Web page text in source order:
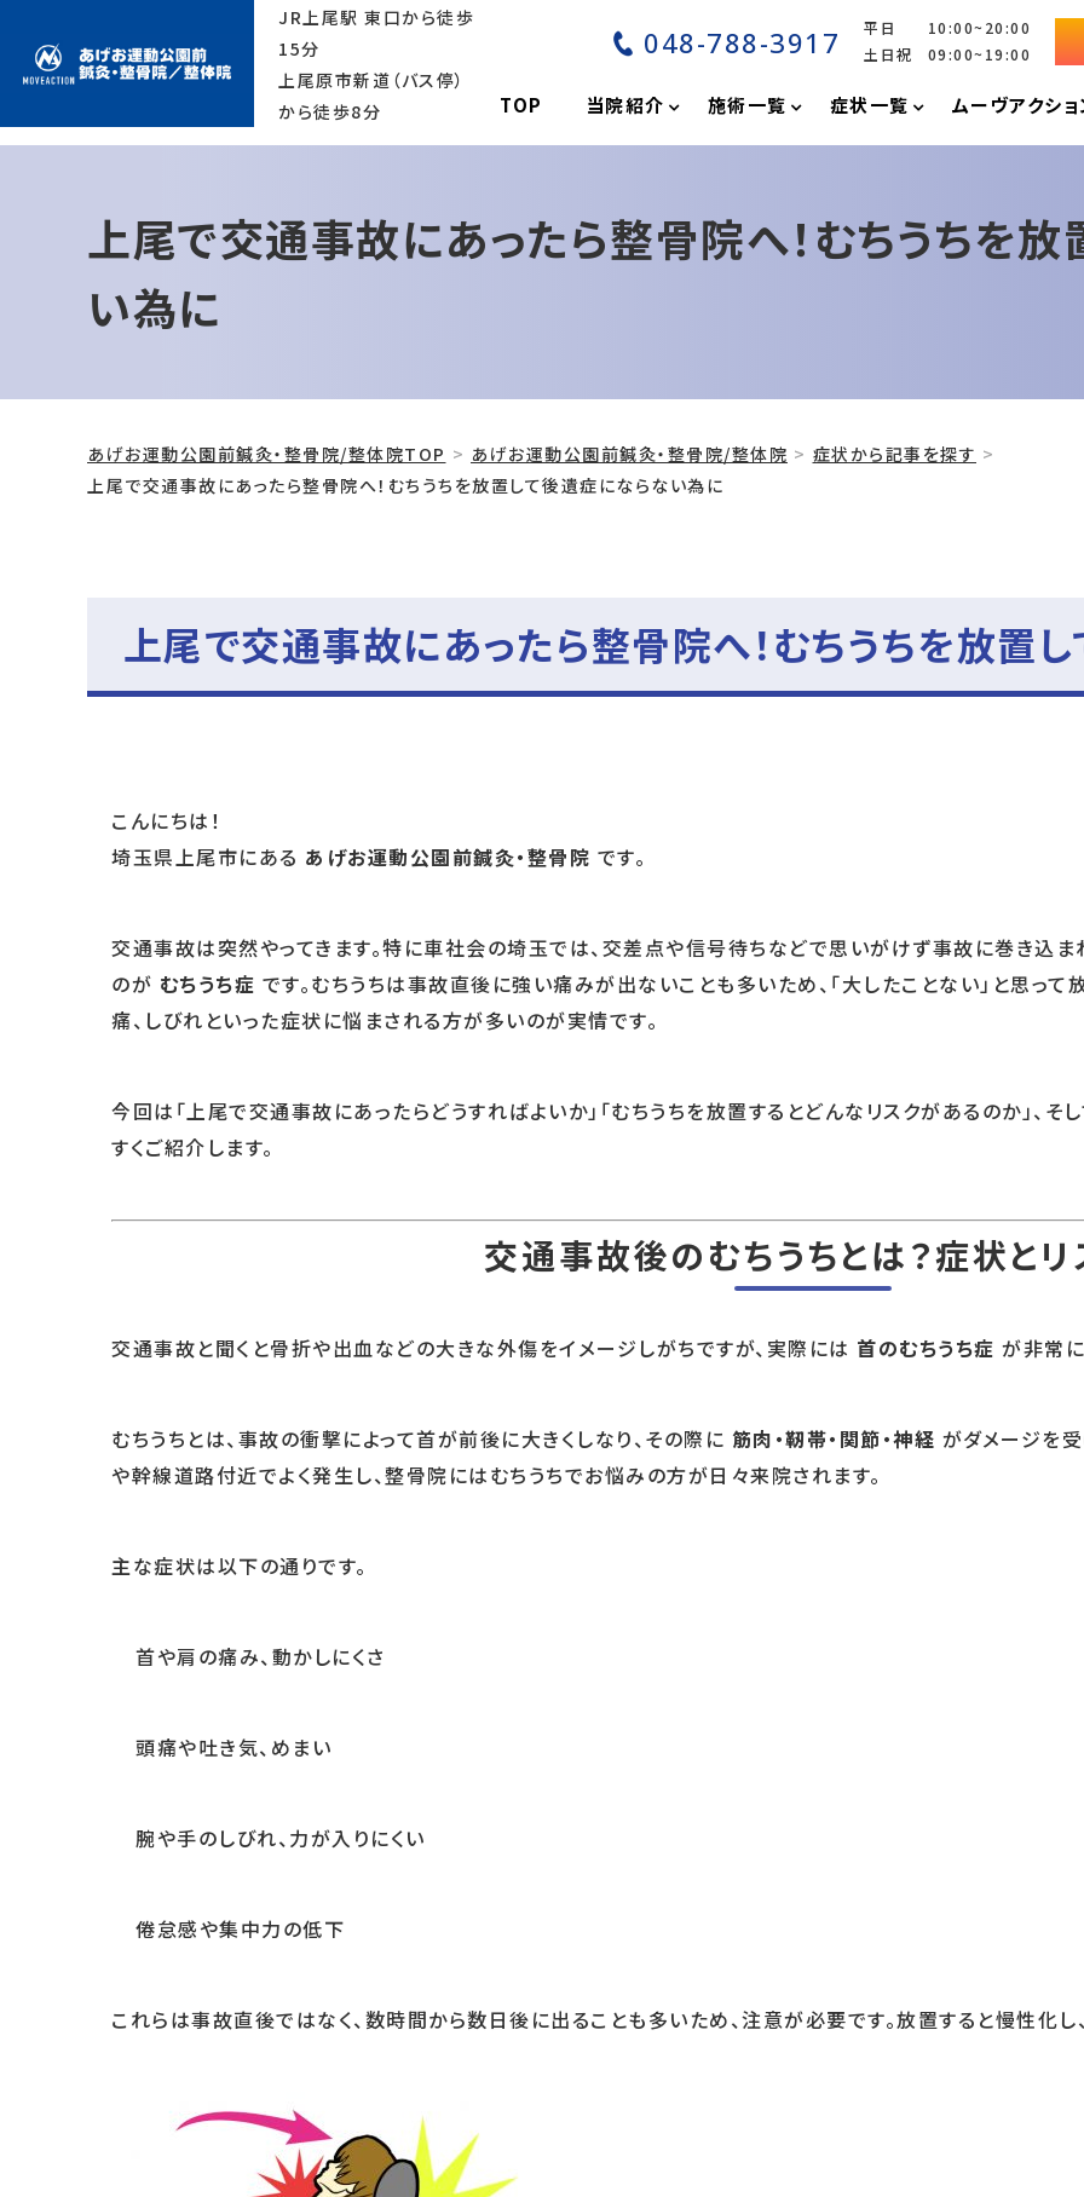
JR上尾駅 東口から徒歩
15分
上尾原市新道（バス停）
から徒歩8分
048-788-3917
平日 10:00~20:00
土日祝 09:00~19:00
TOP 当院紹介 施術一覧 症状一覧 ムーヴアクシ
上尾で交通事故にあったら整骨院へ！むちうちを
い為に
あげお運動公園前鍼灸・整骨院/整体院TOP あげお運動公園前鍼灸・整骨院/整体院
症状から記事を探す
上尾で交通事故にあったら整骨院へ！むちうちを放置して後遺症にならない為に
上尾で交通事故にあったら整骨院へ！むちうちを放置
こんにちは！
埼玉県上尾市にある あげお運動公園前鍼灸・整骨院 です。
交通事故は突然やってきます。特に車社会の埼玉では、交差点や信号待ちなどで思いがけず事故に巻き込ま
のが むちうち症 です。むちうちは事故直後に強い痛みが出ないことも多いため、「大したことない」と思って
痛、しびれといった症状に悩まされる方が多いのが実情です。
今回は「上尾で交通事故にあったらどうすればよいか」「むちうちを放置するとどんなリスクがあるのか」、そ
すくご紹介します。
交通事故後のむちうちとは？症状とリ
交通事故と聞くと骨折や出血などの大きな外傷をイメージしがちですが、実際には 首のむちうち症 が非常に
むちうちとは、事故の衝撃によって首が前後に大きくしなり、その際に 筋肉・靭帯・関節・神経 がダメージを
や幹線道路付近でよく発生し、整骨院にはむちうちでお悩みの方が日々来院されます。
主な症状は以下の通りです。
首や肩の痛み、動かしにくさ
頭痛や吐き気、めまい
腕や手のしびれ、力が入りにくい
倦怠感や集中力の低下
これらは事故直後ではなく、数時間から数日後に出ることも多いため、注意が必要です。放置すると慢性化し、